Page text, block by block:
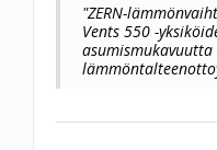
"ZERN-
Vents 550 -